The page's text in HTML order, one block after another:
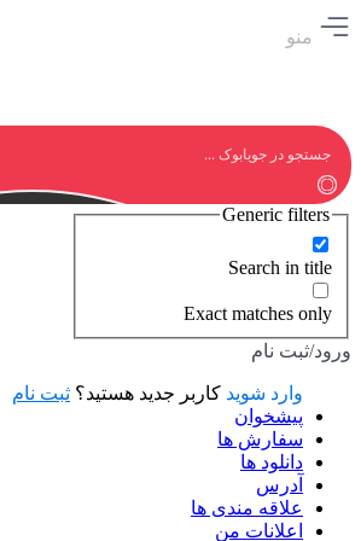
منو
Generic filters
Search in title
Exact matches only
ورود/ثبت نام
وارد شوید کاربر جدید هستید؟ ثبت نام
پیشخوان
سفارش ها
دانلود ها
آدرس
علاقه مندی ها
اعلانات من